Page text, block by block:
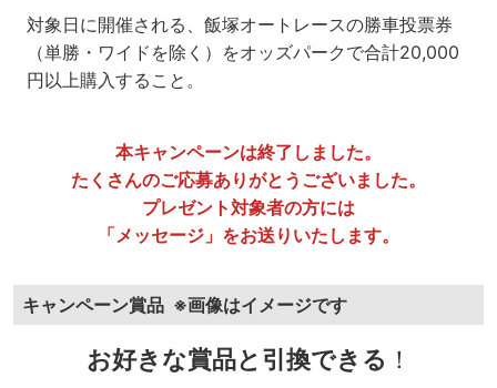
対象日に開催される、飯塚オートレースの勝車投票券
（単勝・ワイドを除く）をオッズパークで合計20,000
円以上購入すること。
本キャンペーンは終了しました。
たくさんのご応募ありがとうございました。
プレゼント対象者の方には
「メッセージ」をお送りいたします。
キャンペーン賞品 ※画像はイメージです
お好きな賞品と引換できる ！